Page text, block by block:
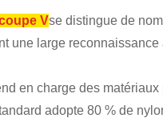
Vse distingue de
une large reconnaissance
en charge des
adopte 80 % de